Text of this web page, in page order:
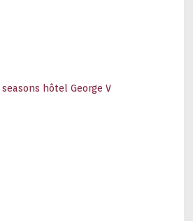
hôtel George V